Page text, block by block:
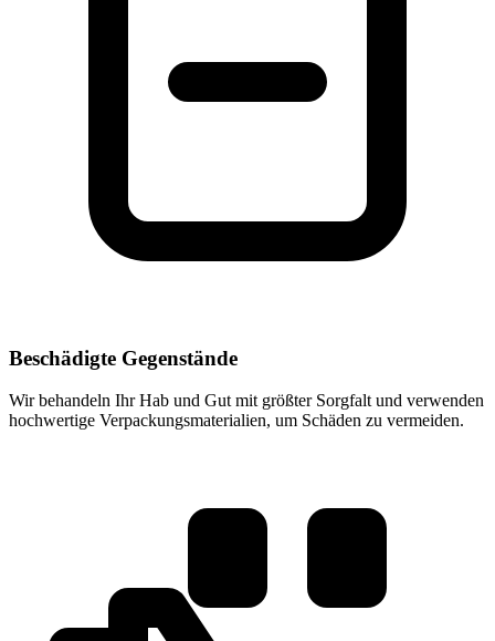
Beschädigte Gegenstände
Wir behandeln Ihr Hab und Gut mit größter Sorgfalt und verwenden
hochwertige Verpackungsmaterialien, um Schäden zu vermeiden.